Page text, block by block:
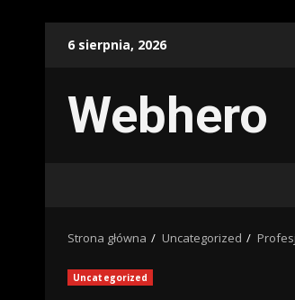
6 sierpnia, 2026
Webhero
Strona główna Uncategorized
Uncategorized